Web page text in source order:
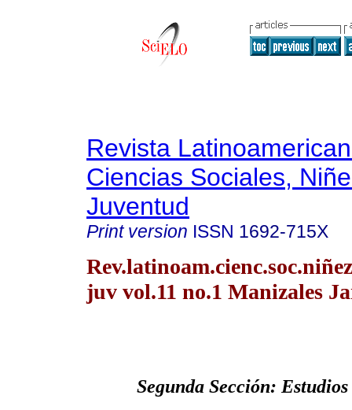
Revista
Ciencias Sociales,
Juventud
Print version ISSN 1692-715X
Rev.latinoam.cienc.soc.niñez
juv vol.11 no.1 Manizales
Segunda Sección: